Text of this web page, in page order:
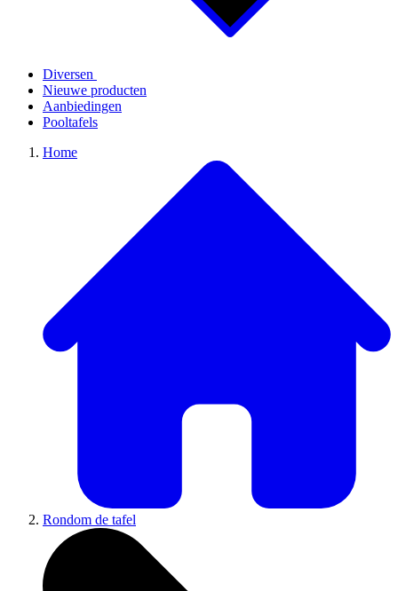
Diversen
Nieuwe producten
Aanbiedingen
Pooltafels
Home
Rondom de tafel